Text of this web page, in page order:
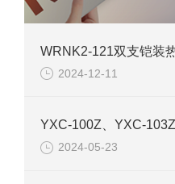
2024-12-11
2024-05-23